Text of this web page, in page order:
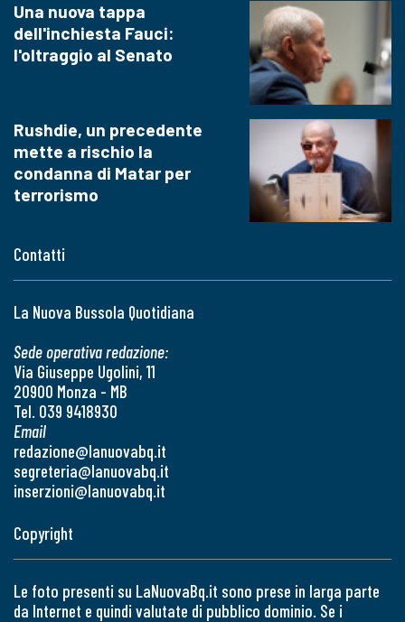
Contatti
La Nuova Bussola Quotidiana
Sede operativa redazione:
Via Giuseppe Ugolini, 11
20900 Monza - MB
Tel. 039 9418930
Email
redazione@lanuovabq.it
segreteria@lanuovabq.it
inserzioni@lanuovabq.it
Una nuova tappa
dell'inchiesta Fauci:
l'oltraggio al Senato
Rushdie, un precedente
mette a rischio la
condanna di Matar per
terrorismo
Copyright
Le foto presenti su LaNuovaBq.it sono prese in larga parte
da Internet e quindi valutate di pubblico dominio. Se i